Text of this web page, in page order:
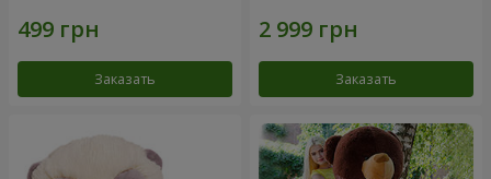
Заказать Заказать